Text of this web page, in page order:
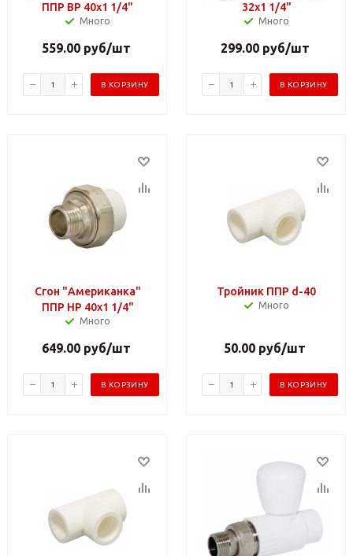
ППР ВР 40х1 1/4"
Много
559.00руб/шт
В КОРЗИНУ
32х1 1/4"
Много
299.00руб/шт
В КОРЗИНУ
Сгон "Американка"
ППР НР 40х1 1/4"
Много
649.00руб/шт
В КОРЗИНУ
Тройник ППР d-40
Много
50.00 руб/шт
В КОРЗИНУ